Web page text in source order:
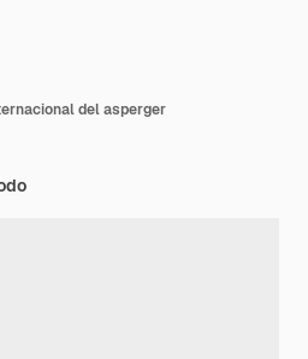
del asperger